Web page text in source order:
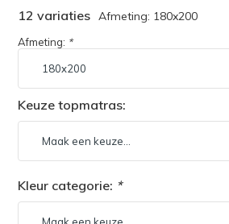
12 variaties Afmeting: 180x200
Afmeting: *
Keuze topmatras:
Kleur categorie: *